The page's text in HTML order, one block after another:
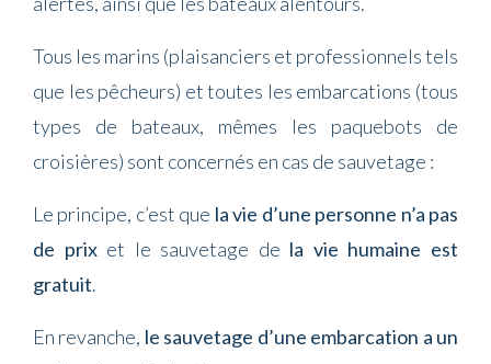
Tous les marins (plaisanciers et professionnels tels
que les pêcheurs) et toutes les embarcations (tous
types de bateaux, mêmes les paquebots de
croisières) sont concernés en cas de sauvetage :
Le principe, c’est que la vie d’une personne n’a pas
de prixet le sauvetage de la vie humaine est
gratuit.
En revanche, le sauvetage d’une embarcation a un